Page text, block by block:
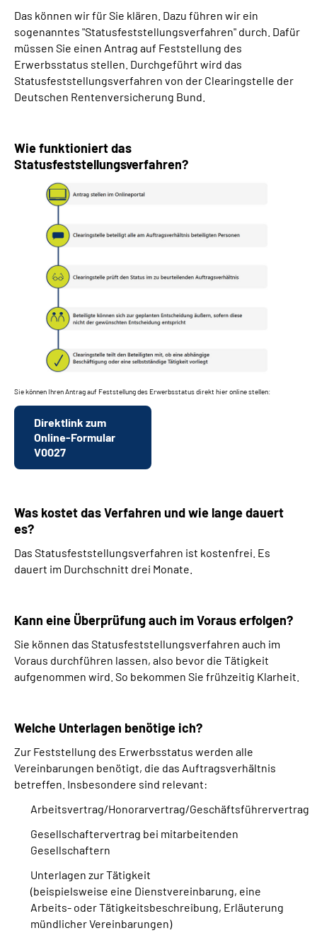
Das können wir für Sie klären. Dazu führen wir ein
sogenanntes "Statusfeststellungsverfahren" durch. Dafür
müssen Sie einen Antrag auf Feststellung des
Erwerbsstatus stellen. Durchgeführt wird das
Statusfeststellungsverfahren von der Clearingstelle der
Deutschen Rentenversicherung Bund.
Wie funktioniert das
Statusfeststellungsverfahren?
Sie können Ihren Antrag auf Feststellung des Erwerbsstatus direkt hier online stellen:
Direktlink zum
Online-Formular
V0027
Was kostet das Verfahren und wie lange dauert
es?
Das Statusfeststellungsverfahren ist kostenfrei. Es
dauert im Durchschnitt drei Monate.
Kann eine Überprüfung auch im Voraus erfolgen?
Sie können das Statusfeststellungsverfahren auch im
Voraus durchführen lassen, also bevor die Tätigkeit
aufgenommen wird. So bekommen Sie frühzeitig Klarheit.
Welche Unterlagen benötige ich?
Zur Feststellung des Erwerbsstatus werden alle
Vereinbarungen benötigt, die das Auftragsverhältnis
betreffen. Insbesondere sind relevant:
Arbeitsvertrag/Honorarvertrag/Geschäftsführervertrag
Gesellschaftervertrag bei mitarbeitenden
Gesellschaftern
Unterlagen zur Tätigkeit
(beispielsweise eine Dienstvereinbarung, eine
Arbeits- oder Tätigkeitsbeschreibung, Erläuterung
mündlicher Vereinbarungen)